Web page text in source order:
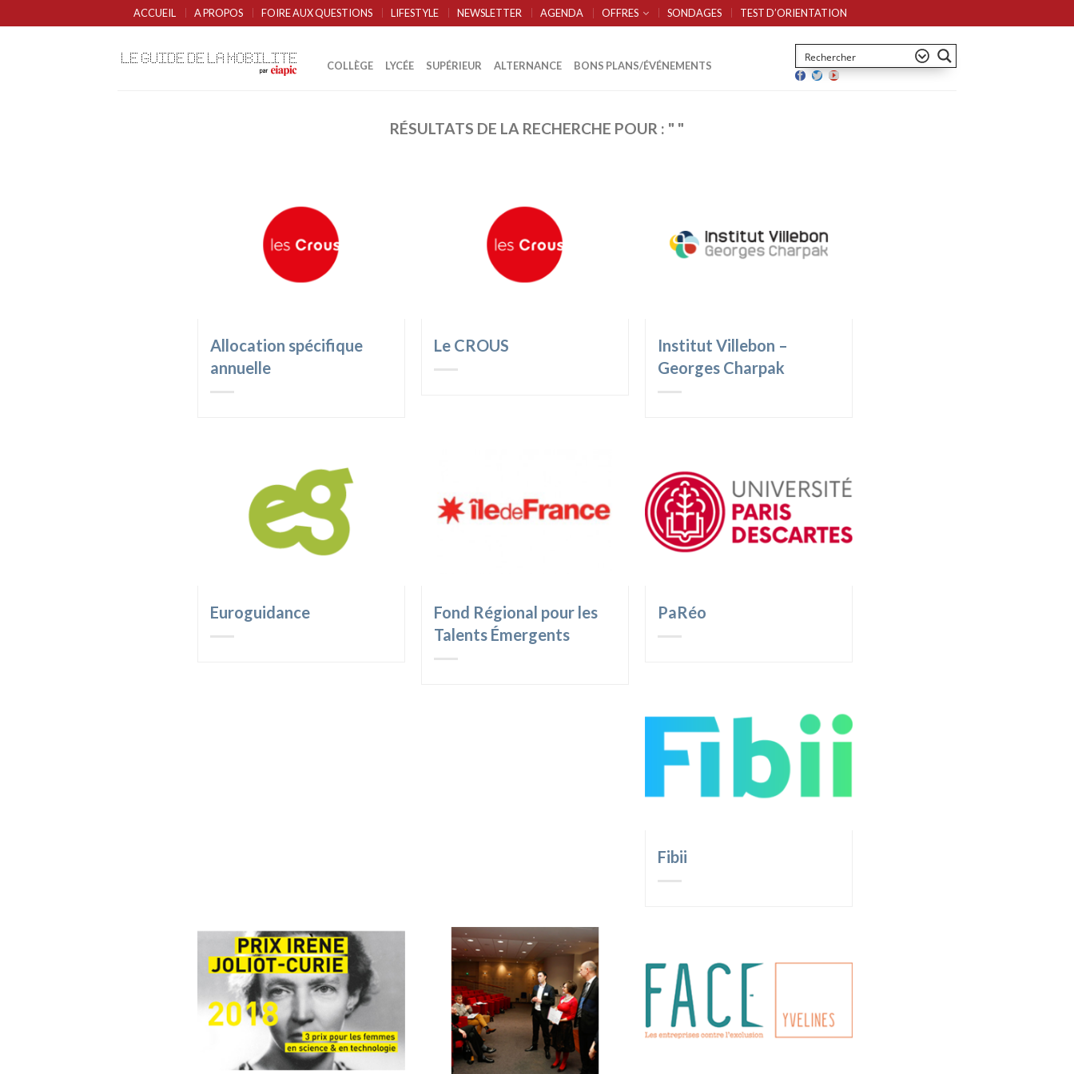
ACCUEIL A PROPOS FOIRE AUX QUESTIONS LIFESTYLE NEWSLETTER AGENDA OFFRES SONDAGES TEST D’ORIENTATION
COLLÈGE LYCÉE SUPÉRIEUR ALTERNANCE BONS PLANS/ÉVÉNEMENTS
RÉSULTATS DE LA RECHERCHE POUR : " "
Allocation spécifique
annuelle
Le CROUS
Institut Villebon –
Georges Charpak
Euroguidance
Fond Régional pour les
Talents Émergents
PaRéo
Fibii